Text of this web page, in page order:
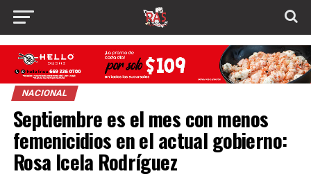
NACIONAL
Septiembre es el mes con menos
femenicidios en el actual gobierno:
Rosa Icela Rodríguez